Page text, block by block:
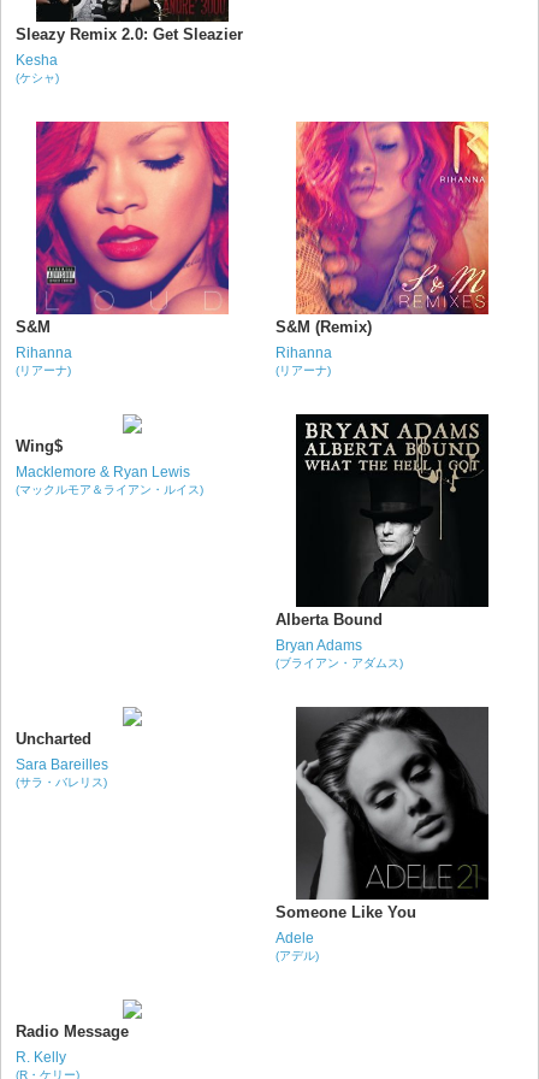
Sleazy Remix 2.0: Get Sleazier
Kesha
(ケシャ)
S&M
Rihanna
(リアーナ)
S&M (Remix)
Rihanna
(リアーナ)
Wing$
Macklemore & Ryan Lewis
(マックルモア＆ライアン・ルイス)
Alberta Bound
Bryan Adams
(ブライアン・アダムス)
Uncharted
Sara Bareilles
(サラ・バレリス)
Someone Like You
Adele
(アデル)
Radio Message
R. Kelly
(R・ケリー)